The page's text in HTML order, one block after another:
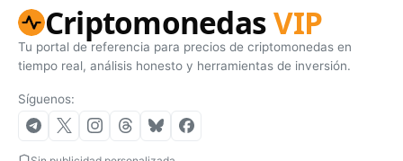
CriptomonedasVIP
Tu portal de referencia para precios de criptomonedas en
tiempo real, análisis honesto y herramientas de inversión.
Síguenos: